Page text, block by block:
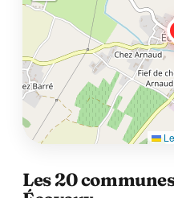
Les 20